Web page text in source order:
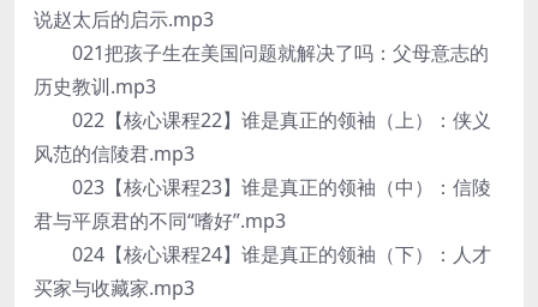
说赵太后的启示.mp3
021把孩子生在美国问题就解决了吗：父母意志的
历史教训.mp3
022【核心课程22】谁是真正的领袖（上）：侠义
风范的信陵君.mp3
023【核心课程23】谁是真正的领袖（中）：信陵
君与平原君的不同“嗜好”.mp3
024【核心课程24】谁是真正的领袖（下）：人才
买家与收藏家.mp3